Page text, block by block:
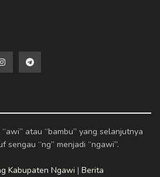
atau “bambu” yang selanjutnya
sengau “ng” menjadi “ngawi”.
Kabupaten Ngawi | Berita